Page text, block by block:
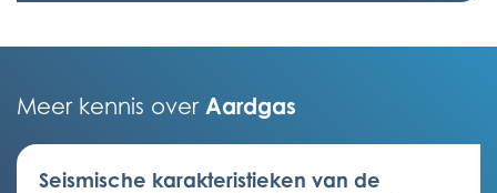
Meer kennis over Aardgas
Seismische karakteristieken van de